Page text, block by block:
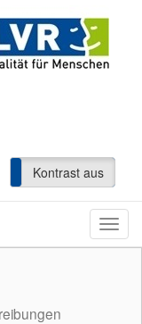
Kontrast aus